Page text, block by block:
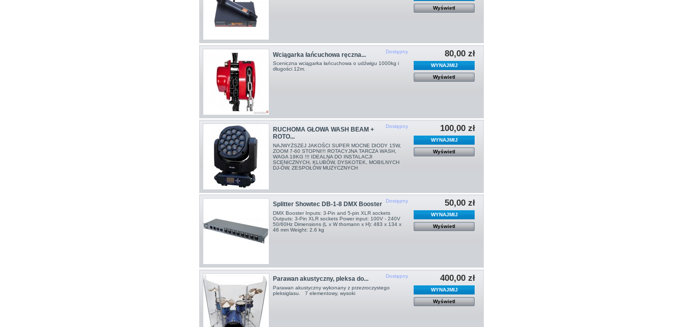
Wyświetl
Dostępny
Wciągarka łańcuchowa ręczna...
Sceniczna wciągarka łańcuchowa o udźwigu 1000kg i
długości 12m.
80,00 zł
WYNAJMIJ
Wyświetl
Dostępny
RUCHOMA GŁOWA WASH BEAM +
ROTO...
NAJWYŻSZEJ JAKOŚCI SUPER MOCNE DIODY 15W,
ZOOM 7-60 STOPNI!!! ROTACYJNA TARCZA WASH,
WAGA 19KG !!! IDEALNA DO INSTALACJI
SCENICZNYCH, KLUBÓW, DYSKOTEK, MOBILNYCH
DJ-ÓW, ZESPOŁÓW MUZYCZNYCH
100,00 zł
WYNAJMIJ
Wyświetl
Dostępny
Splitter Showtec DB-1-8 DMX Booster
DMX Booster Inputs: 3-Pin and 5-pin XLR sockets
Outputs: 3-Pin XLR sockets Power input: 100V - 240V
50/60Hz Dimensions (L x W thomann x H): 483 x 134 x
46 mm Weight: 2.6 kg
50,00 zł
WYNAJMIJ
Wyświetl
Dostępny
Parawan akustyczny, pleksa do...
Parawan akustyczny wykonany z przezroczystego
pleksiglasu. 7 elementowy, wysoki
400,00 zł
WYNAJMIJ
Wyświetl